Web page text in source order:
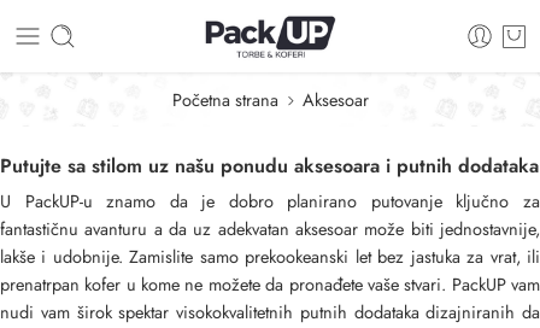
Početna strana Aksesoar
Putujte sa stilom uz našu ponudu aksesoara i putnih dodataka
U PackUP-u znamo da je dobro planirano putovanje ključno za
fantastičnu avanturu a da uz adekvatan aksesoar može biti jednostavnije,
lakše i udobnije. Zamislite samo prekookeanski let bez jastuka za vrat, ili
prenatrpan kofer u kome ne možete da pronađete vaše stvari. PackUP vam
nudi vam širok spektar visokokvalitetnih putnih dodataka dizajniranih da